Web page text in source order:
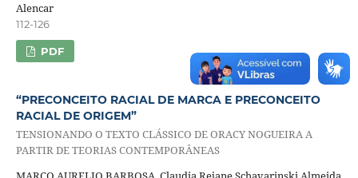
Alencar
112-126
PDF
“PRECONCEITO RACIAL DE MARCA E PRECONCEITO
RACIAL DE ORIGEM”
TENSIONANDO O TEXTO CLÁSSICO DE ORACY NOGUEIRA A
PARTIR DE TEORIAS CONTEMPORÂNEAS